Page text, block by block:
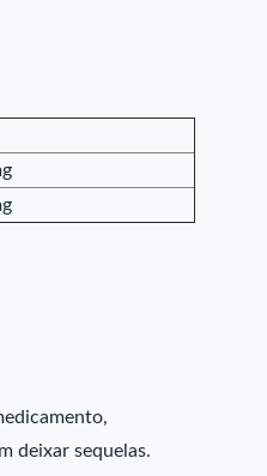
deixar sequelas.